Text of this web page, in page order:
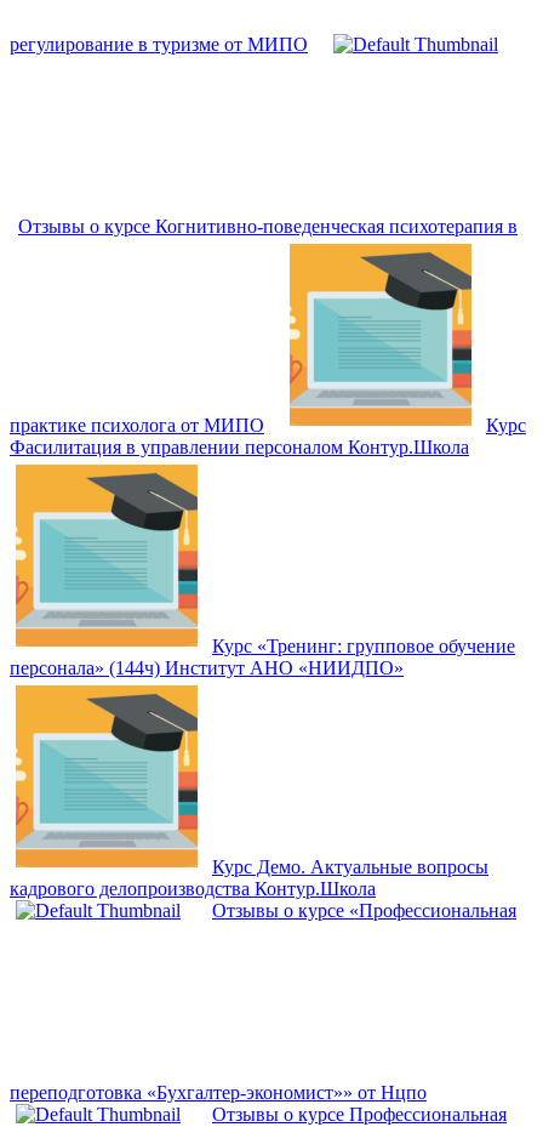
регулирование в туризме от МИПО
Отзывы о курсе Когнитивно-поведенческая психотерапия в
практике психолога от МИПО
Курс
Фасилитация в управлении персоналом Контур.Школа
Курс «Тренинг: групповое обучение
персонала» (144ч) Институт АНО «НИИДПО»
Курс Демо. Актуальные вопросы
кадрового делопроизводства Контур.Школа
Отзывы о курсе «Профессиональная
переподготовка «Бухгалтер-экономист»» от Нцпо
Отзывы о курсе Профессиональная